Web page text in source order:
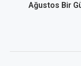
Ağustos Bir